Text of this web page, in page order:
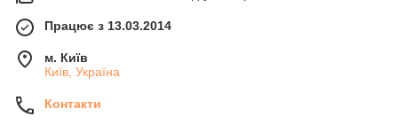
Працює з 13.03.2014
м. Київ
Київ, Україна
Контакти